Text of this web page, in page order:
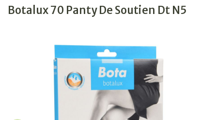
Botalux 70 Panty De Soutien Dt N5